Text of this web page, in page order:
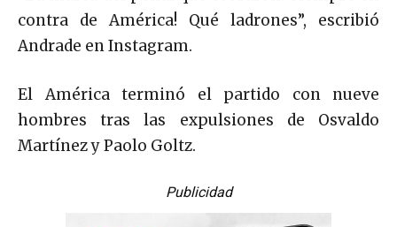
contra de América! Qué ladrones”, escribió
Andrade en Instagram.
El América terminó el partido con nueve
hombres tras las expulsiones de Osvaldo
Martínez y Paolo Goltz.
Publicidad